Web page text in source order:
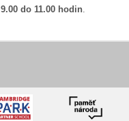
9.00 do 11.00 hodin.